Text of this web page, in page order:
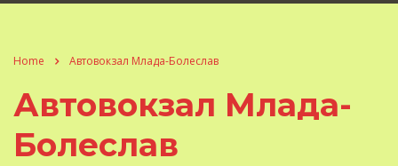
Home Автовокзал Млада-Болеслав
Автовокзал Млада-
Болеслав